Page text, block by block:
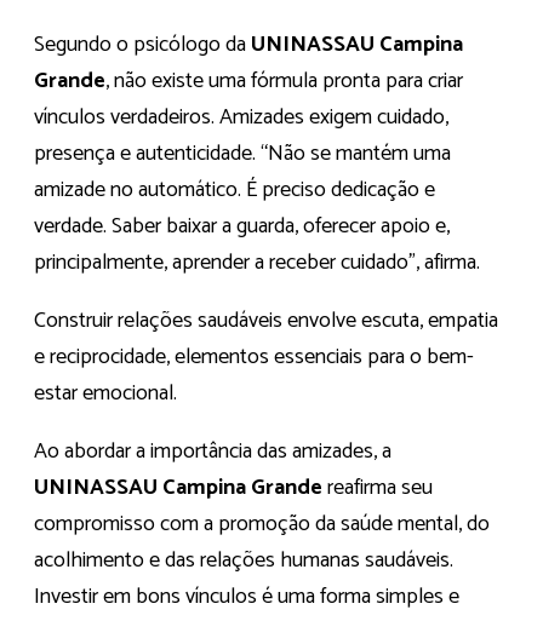
Segundo o psicólogo daUNINASSAU Campina
Grande, não existe uma fórmula pronta para criar
vínculos verdadeiros. Amizades exigem cuidado,
presença e autenticidade. “Não se mantém uma
amizade no automático. É preciso dedicação e
verdade. Saber baixar a guarda, oferecer apoio e,
principalmente, aprender a receber cuidado”, afirma.
Construir relações saudáveis envolve escuta, empatia
e reciprocidade, elementos essenciais para o bem-
estar emocional.
Ao abordar a importância das amizades, a
UNINASSAU Campina Grandereafirma seu
compromisso com a promoção da saúde mental, do
acolhimento e das relações humanas saudáveis.
Investir em bons vínculos é uma forma simples e